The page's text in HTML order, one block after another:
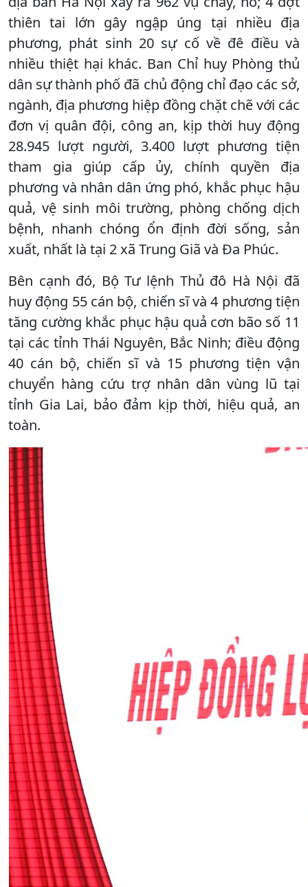
thiên tai lớn gây ngập úng tại nhiều địa
phương, phát sinh 20 sự cố về đê điều và
nhiều thiệt hại khác. Ban Chỉ huy Phòng thủ
dân sự thành phố đã chủ động chỉ đạo các sở,
ngành, địa phương hiệp đồng chặt chẽ với các
đơn vị quân đội, công an, kịp thời huy động
28.945 lượt người, 3.400 lượt phương tiện
tham gia giúp cấp ủy, chính quyền địa
phương và nhân dân ứng phó, khắc phục hậu
quả, vệ sinh môi trường, phòng chống dịch
bệnh, nhanh chóng ổn định đời sống, sản
xuất, nhất là tại 2 xã Trung Giã và Đa Phúc.
Bên cạnh đó, Bộ Tư lệnh Thủ đô Hà Nội đã
huy động 55 cán bộ, chiến sĩ và 4 phương tiện
tăng cường khắc phục hậu quả cơn bão số 11
tại các tỉnh Thái Nguyên, Bắc Ninh; điều động
40 cán bộ, chiến sĩ và 15 phương tiện vận
chuyển hàng cứu trợ nhân dân vùng lũ tại
tỉnh Gia Lai, bảo đảm kịp thời, hiệu quả, an
toàn.